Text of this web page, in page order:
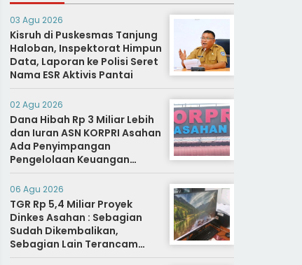
03 Agu 2026
Kisruh di Puskesmas Tanjung
Haloban, Inspektorat Himpun
Data, Laporan ke Polisi Seret
Nama ESR Aktivis Pantai
02 Agu 2026
Dana Hibah Rp 3 Miliar Lebih
dan Iuran ASN KORPRI Asahan
Ada Penyimpangan
Pengelolaan Keuangan
Dipertanyakan, Aparat
Diminta Segera Usut
06 Agu 2026
TGR Rp 5,4 Miliar Proyek
Dinkes Asahan : Sebagian
Sudah Dikembalikan,
Sebagian Lain Terancam
Sanksi Hukuman Berat